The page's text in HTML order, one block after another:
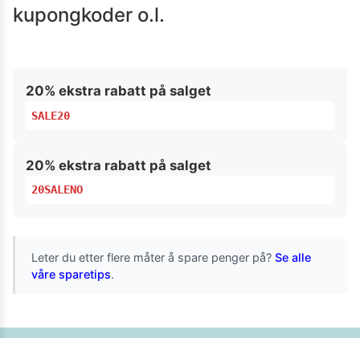
kupongkoder o.l.
20% ekstra rabatt på salget
SALE20
20% ekstra rabatt på salget
20SALENO
Leter du etter flere måter å spare penger på? Se alle
våre sparetips.